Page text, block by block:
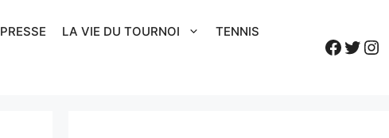
PRESSE LA VIE DU TOURNOI TENNIS